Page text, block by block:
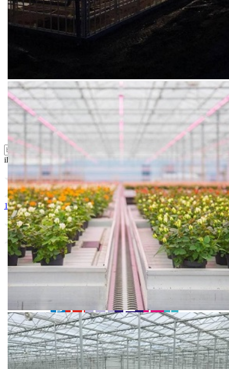
Biostimulacija
Dezinfekcija
Feromoni i klopke
Sredstva za ishranu biljaka
Sredstva za zaštitu biljaka
Supstrati
Zaštita ... u 10 litara
ili probajte naprednu: pretragu
1. BAIKAL